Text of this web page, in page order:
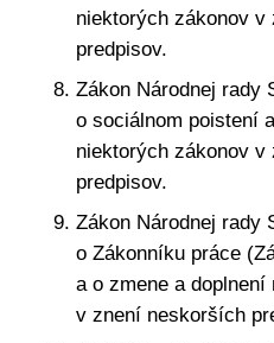
niektorých zákonov v
predpisov.
Zákon Národnej rady
o sociálnom poistení
niektorých zákonov v
predpisov.
Zákon Národnej rady
o Zákonníku práce
a o zmene a
v znení neskorších